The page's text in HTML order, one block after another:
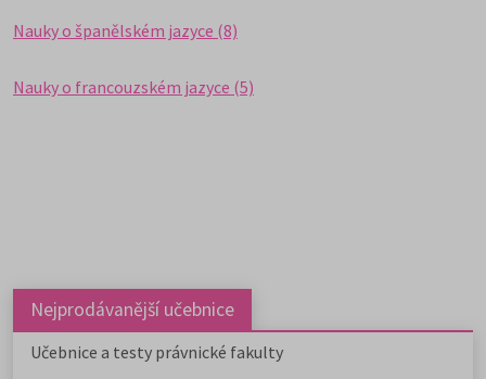
Nauky o španělském jazyce (8)
Nauky o francouzském jazyce (5)
Nejprodávanější učebnice
Učebnice a testy právnické fakulty